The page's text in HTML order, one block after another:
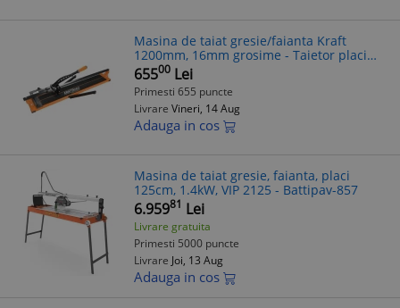
Masina de taiat gresie/faianta Kraft
1200mm, 16mm grosime - Taietor placi
ceramice profesional
65500 Lei
Primesti 655 puncte
Livrare Vineri, 14 Aug
Adauga in cos
Masina de taiat gresie, faianta, placi
125cm, 1.4kW, VIP 2125 - Battipav-857
6.95981 Lei
Livrare gratuita
Primesti 5000 puncte
Livrare Joi, 13 Aug
Adauga in cos